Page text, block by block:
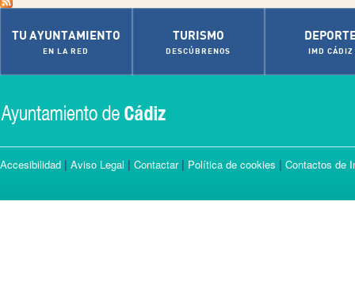
TU AYUNTAMIENTO
EN LA RED
TURISMO
DESCÚBRENOS IMD CÁDIZ
Accesibilidad | Aviso Legal | Contactar| Política de cookies | Contactos de